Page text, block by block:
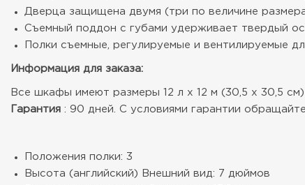
Дверца защищена двумя (три по величине
Съемный поддон с губами удерживает твердый
Полки съемные, регулируемые и вентилируемые
Информация для заказа:
Все шкафы имеют размеры 12 л х 12 м (30,5 х 30,5 см)
Гарантия : 90 дней. С условиями гарантии
Положения полки: 3
Высота (английский) Внешний вид: 7 дюймов